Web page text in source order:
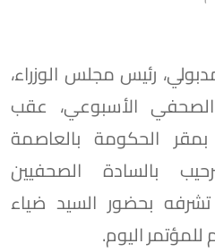
رئيس مجلس الوزراء،
الصحفي الأسبوعي، عقب
الحكومة بالعاصمة
بالسادة الصحفيين
تشرفه بحضور السيد ضياء
للمؤتمر اليوم.